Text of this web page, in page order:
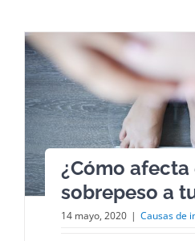
¿Cómo afecta
sobrepeso a
14 mayo, 2020 | Causas de